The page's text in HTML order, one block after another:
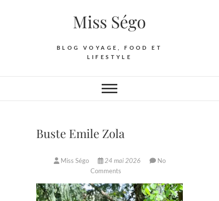
Miss Ségo
BLOG VOYAGE, FOOD ET
LIFESTYLE
Buste Emile Zola
Miss Ségo 24 mai 2026
No
Comments